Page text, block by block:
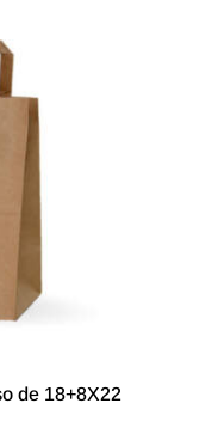
de 18+8X22